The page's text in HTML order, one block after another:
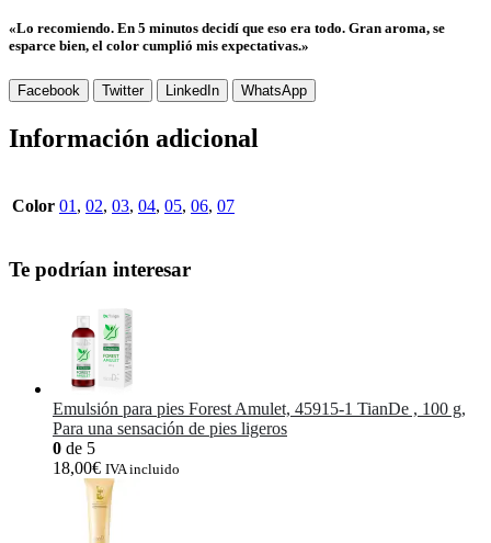
«Lo recomiendo. En 5 minutos decidí que eso era todo. Gran aroma, se
esparce bien, el color cumplió mis expectativas.»
Facebook Twitter LinkedIn WhatsApp
Información adicional
Color 01 , 02, 03, 04, 05, 06, 07
Te podrían interesar
Emulsión para pies Forest Amulet, 45915-1 TianDe , 100 g,
Para una sensación de pies ligeros
0 de 5
18,00€ IVA incluido